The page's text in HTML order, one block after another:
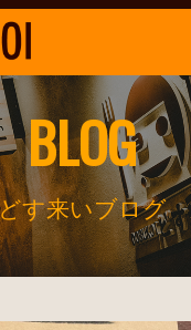
BLOG
す来いブログ